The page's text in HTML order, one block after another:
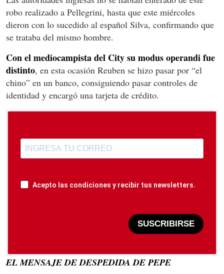
robo realizado a Pellegrini, hasta que este miércoles
dieron con lo sucedido al español Silva, confirmando que
se trataba del mismo hombre.
Con el mediocampista del City su modus operandi fue
distinto, en esta ocasión Reuben se hizo pasar por “el
chino” en un banco, consiguiendo pasar controles de
identidad y encargó una tarjeta de crédito.
Acepto las condiciones y recibir tus newsletters.
SUSCRIBIRSE
EL MENSAJE DE DESPEDIDA DE PEPE